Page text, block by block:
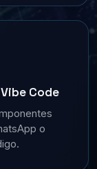
Code
o